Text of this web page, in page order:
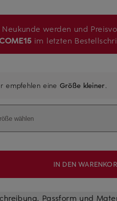
werden und
im letzten
empfehlen eine Größe kleiner.
wählen
IN DEN
Passform und